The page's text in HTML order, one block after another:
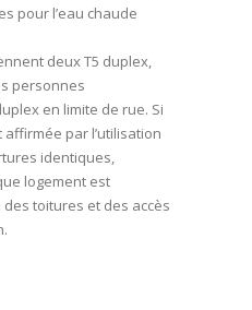
pour l’eau chaude
deux T5 duplex,
personnes
en limite de rue. Si
affirmée par l’utilisation
identiques,
logement est
toitures et des accès